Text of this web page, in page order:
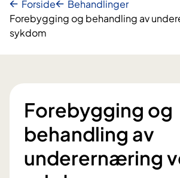
Forside
Behandlinger
Forebygging og behandling av
sykdom
Forebygging og
behandling av
underernæring